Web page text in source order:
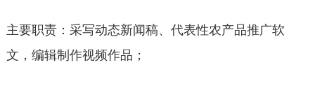
主要职责：采写动态新闻稿、代表性农产品推广软
文，编辑制作视频作品；